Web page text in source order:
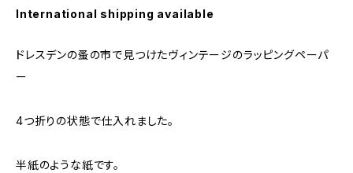
International shipping available
ドレスデンの蚤の市で見つけたヴィンテージのラッピングペーパ
ー
4つ折りの状態で仕入れました。
半紙のような紙です。